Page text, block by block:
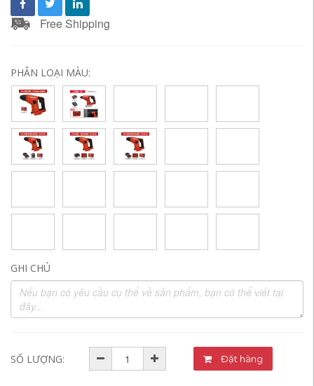
Free Shipping
PHÂN LOẠI MÀU:
GHI CHÚ
SỐ LƯỢNG: Đặt hàng